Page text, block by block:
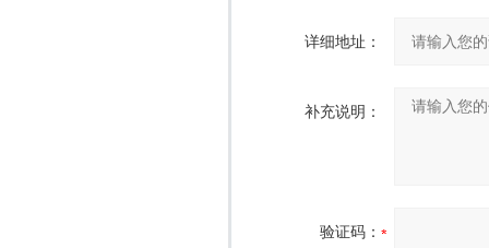
详细地址：
补充说明：
验证码：